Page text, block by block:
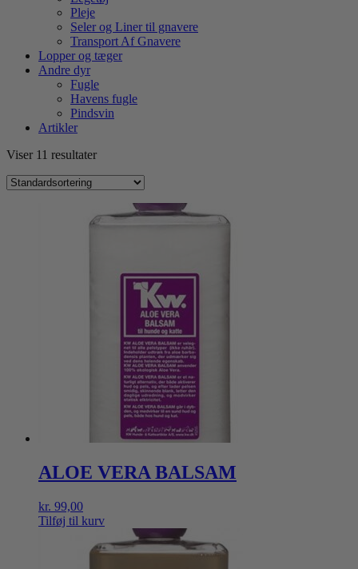
Pleje
Seler og Liner til gnavere
Transport Af Gnavere
Lopper og tæger
Andre dyr
Fugle
Havens fugle
Pindsvin
Artikler
Viser 11 resultater
ALOE VERA BALSAM
kr. 99,00
Tilføj til kurv